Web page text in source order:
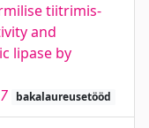
tiitrimis-
and
lipase by
bakalaureusetööd